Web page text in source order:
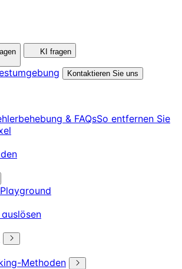
KI fragen
Kontaktieren Sie uns
& FAQsSo entfernen Sie
Methoden